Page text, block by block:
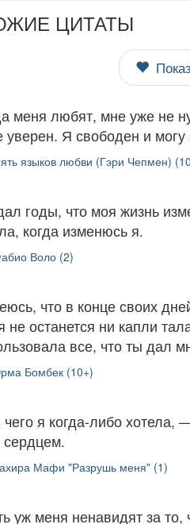
ЦИТАТЫ
меня любят, мне уже не
уверен. Я свободен и могу
языков любви (Гэри Чепмен)
годы, что моя жизнь
когда изменюсь я.
Воло (2)
что в конце своих
не останется ни капли
все, что ты дал
Бомбек (10+)
я когда-либо хотела,
сердцем.
Мафи "Разрушь меня" (1)
уж меня ненавидят за